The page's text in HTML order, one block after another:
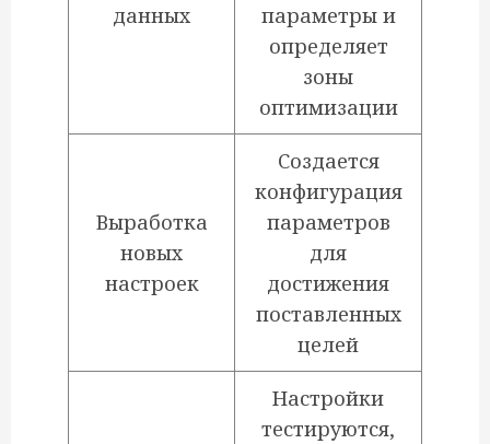
данных
параметры и
определяет
зоны
оптимизации
Выработка
новых
настроек
Создается
конфигурация
параметров
для
достижения
поставленных
целей
Настройки
тестируются,